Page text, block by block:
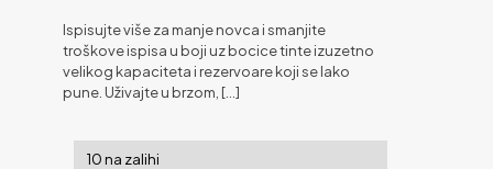
Ispisujte više za manje novca i smanjite
troškove ispisa u boji uz bocice tinte izuzetno
velikog kapaciteta i rezervoare koji se lako
pune. Uživajte u brzom, […]
10 na zalihi